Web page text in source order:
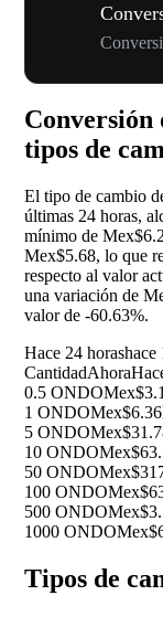
Conversión
tipos de
El tipo de cambio
últimas 24 horas,
mínimo de
Mex$5.68, lo que
respecto al valor
una variación de
valor de -60.63%.
Hace 24 horashace
CantidadAhora
0.5 ONDO
1 ONDOMex$6.36
5 ONDO
10 ONDO
50 ONDO
100 ONDO
500 ONDO
1000 ONDO
Tipos de